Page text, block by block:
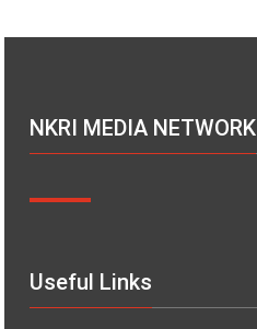
NKRI MEDIA NETWORK
Useful Links